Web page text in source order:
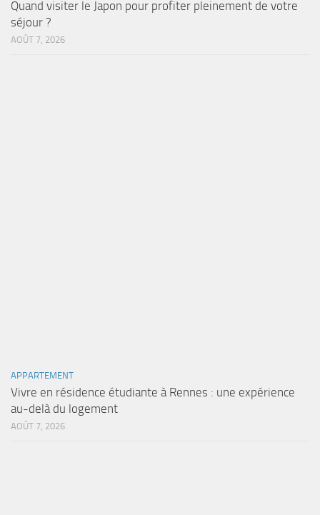
Quand visiter le Japon pour profiter pleinement de votre
séjour ?
AOÛT 7, 2026
APPARTEMENT
Vivre en résidence étudiante à Rennes : une expérience
au-delà du logement
AOÛT 7, 2026